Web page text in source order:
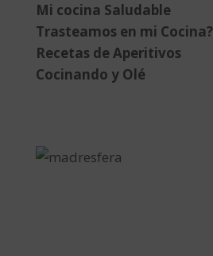
Mi cocina Saludable
Trasteamos en mi Cocina?
Recetas de Aperitivos
Cocinando y Olé